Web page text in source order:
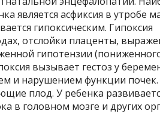
является асфиксия в утробе
гипоксическим. Гипоксия
отслойки плаценты,
гипотензии
вызывает гестоз у
и нарушением функции
плод. У ребенка
в головном мозге и других